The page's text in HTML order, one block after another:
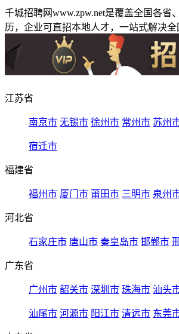
千城招聘网www.zpw.net是覆盖全国各
历，企业可直招本地人才，一站式解决
江苏省
南京市 无锡市 徐州市 常州市 苏州
宿迁市
福建省
福州市 厦门市 莆田市 三明市 泉州
河北省
石家庄市 唐山市 秦皇岛市 邯郸市
广东省
广州市 韶关市 深圳市 珠海市 汕头
汕尾市 河源市 阳江市 清远市 东莞